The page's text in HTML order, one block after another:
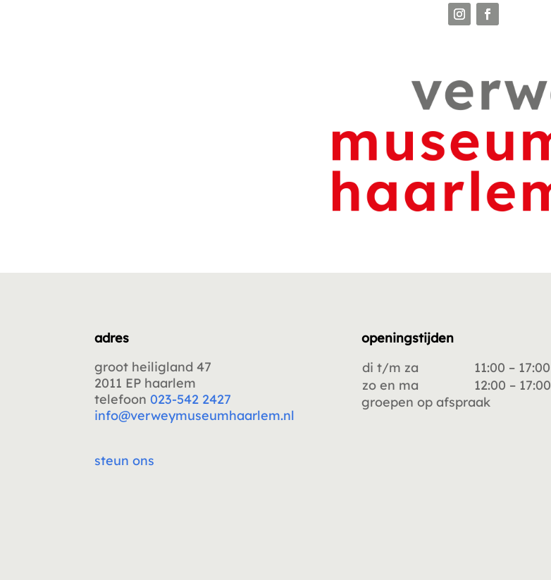
adres
groot heiligland 47
2011 EP haarlem
telefoon023-542 2427
info@verweymuseumhaarlem.nl
steun ons
openingstijden
di t/m za
11:00 – 17:00
zo en ma
12:00 – 17:00
groepen op afspraak